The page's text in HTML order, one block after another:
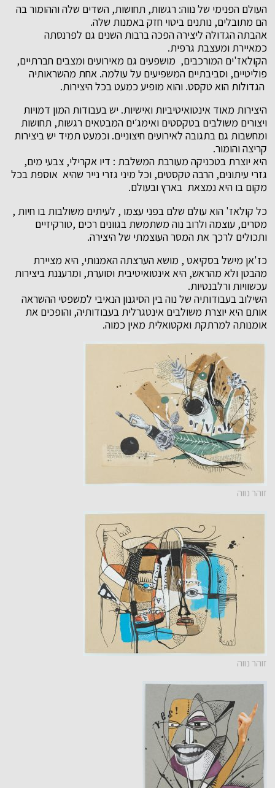
העולם הפנימי של נווה: רגשות, תחושות, השדים שלה וההומור בה
הם מתובלים, נותנים ביטוי חזק באמנות שלה.
אהבתה הגדולה ליצירה הפכה ברבות השנים גם לפרנסתה
כמאיירת ומעצבת גרפית.
הקולאז'ים המורכבים, מושפעים גם מאירועים ומצבים חברתיים,
פוליטיים, וסביבתיים המשפיעים על עולמה. אחת מהשראותיה
הגדולות הוא טקסט. והוא מופיע כמעט בכל היצירות.
היצירות מאוד אינטואיטיביות ואישיות. יש בעבודות המון דמויות
ויצורים משולבים בטקסטים ואימג׳ים המבטאים רגשות, תחושות
ומחשבות גם בתגובה לאירועים חיצוניים. וכמעט תמיד יש ביצירות
קריצה והומור.
היא יוצרת בטכניקה מעורבת המשלבת : דיו אקרילי, צבעי מים,
גזרי עיתונים, הרבה טקסטים, וכל מיני גזרי נייר שהיא אוספת בכל
מקום בו היא נמצאת בארץ ובעולם.
כל קולאז' הוא עולם שלם בפני עצמו , לעיתים משולבות בו חיות ,
מסרים, עוצמה ולרוב נוה משתמשת בגוונים רכים ,טורקיזיים
ותכולים לרכך את המסר העוצמתי של היצירה.
כז'אן מישל בסקיאט , מושא הערצתה האמנותי, היא מציירת
מהבטן ולא מהראש, היא אינטואיטיבית וסוערת, ומרעננת ביצירות
עכשוויות ורלבנטיות.
השילוב בעבודותיה של נוה בין הסיגנון הנאיבי למשפטי ההשראה
אותם היא יוצרת משולבים אינטגרלית בעבודותיה, והופכים את
אומנותה למרתקת ואקטואלית מאין כמוה.
זוהר נווה
זוהר נווה